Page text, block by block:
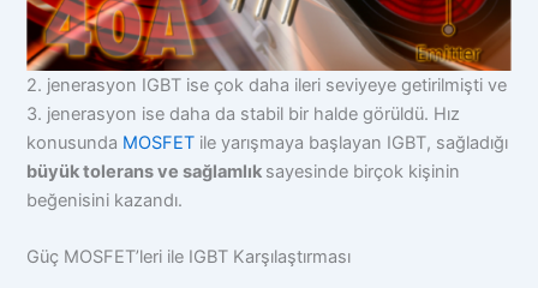
2. jenerasyon IGBT ise çok daha ileri seviyeye getirilmişti ve
3. jenerasyon ise daha da stabil bir halde görüldü. Hız
konusunda MOSFET ile yarışmaya başlayan IGBT, sağladığı
büyük tolerans vesağlamlık sayesinde birçok kişinin
beğenisini kazandı.
Güç MOSFET’leri ile IGBT Karşılaştırması